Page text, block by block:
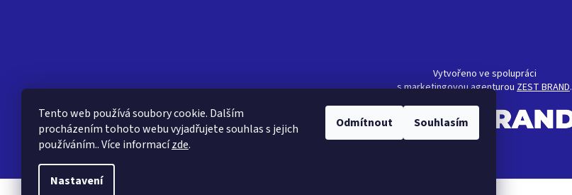
Tento web používá soubory cookie. Dalším
procházením tohoto webu vyjadřujete souhlas s jejich
používáním.. Více informacízde.
Nastavení
Odmítnout Souhlasím
Vytvořeno ve spolupráci
s marketingovou agenturou ZEST BRAND.